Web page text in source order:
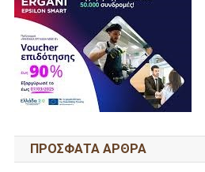
ΠΡΌΣΦΑΤΑ ΆΡΘΡΑ